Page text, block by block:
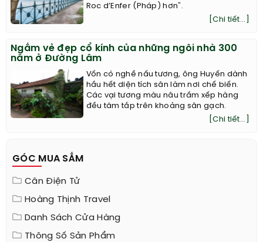
Roc d’Enfer (Pháp) hơn".
[Chi tiết...]
Ngắm vẻ đẹp cổ kính của những ngôi nhà 300
năm ở Đường Lâm
Vốn có nghề nấu tương, ông Huyến dành
hầu hết diện tích sân làm nơi chế biến.
Các vại tương màu nâu trầm xếp hàng
đều tăm tắp trên khoảng sân gạch.
[Chi tiết...]
GÓC MUA SẮM
Cân Điện Tử
Hoàng Thịnh Travel
Danh Sách Cửa Hàng
Thông Số Sản Phẩm